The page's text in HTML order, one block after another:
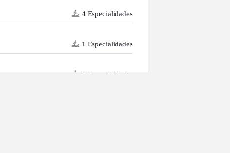
4 Especialidades
1 Especialidades
4 Especialidades